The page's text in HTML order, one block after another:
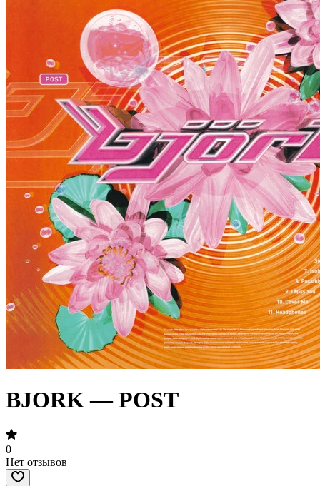
BJORK — POST
0
Нет отзывов